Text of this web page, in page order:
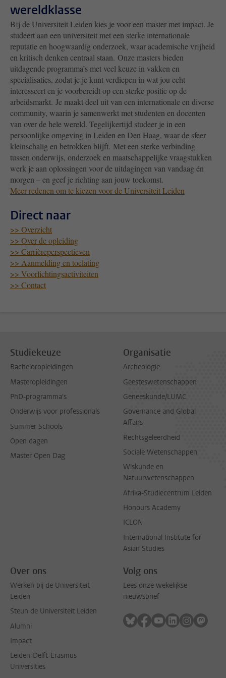
wereldklasse
Bij de Universiteit Leiden kies je voor een master met impact. Je
studeert aan een universiteit met een sterke internationale
reputatie en hoogwaardig onderzoek, waar academische vrijheid
en kritisch denken centraal staan. Onze masters bieden
uitdagende programma’s met veel keuze in vakken en
specialisaties, zodat je je kunt verdiepen in wat jou echt
interesseert en je voorbereidt op een sterke positie op de
arbeidsmarkt. Je maakt deel uit van een internationale en diverse
community, waarin je samenwerkt met studenten en docenten
van over de hele wereld. Tegelijkertijd studeer je in een
persoonlijke omgeving in Leiden en Den Haag, waar de sfeer
kleinschalig en betrokken blijft. Met een sterke verbinding
tussen onderwijs, onderzoek en maatschappelijke vraagstukken
werk je aan oplossingen voor de uitdagingen van vandaag én
morgen – en geef je richting aan jouw toekomst.
Meer redenen om te kiezen voor de Universiteit Leiden
Direct naar
>> Overzicht
>> Over de opleiding
>> Carrièreperspectieven
>> Aanmelding en toelating
>> Voorlichtingsactiviteiten
>> Contact
Studiekeuze
Bacheloropleidingen
Masteropleidingen
PhD-programma's
Onderwijs voor professionals
Summer Schools
Open dagen
Master Open Dag
Organisatie
Archeologie
Geesteswetenschappen
Geneeskunde/LUMC
Governance and Global
Affairs
Rechtsgeleerdheid
Sociale Wetenschappen
Wiskunde en
Natuurwetenschappen
Afrika-Studiecentrum Leiden
Honours Academy
ICLON
International Institute for
Asian Studies
Over ons
Werken bij de Universiteit
Leiden
Steun de Universiteit Leiden
Alumni
Impact
Leiden-Delft-Erasmus
Universities
Volg ons
Lees onze wekelijkse
nieuwsbrief
Volg ons op bluesky
Volg ons op facebook
Volg ons op
Volg ons op
Volg ons
Volg